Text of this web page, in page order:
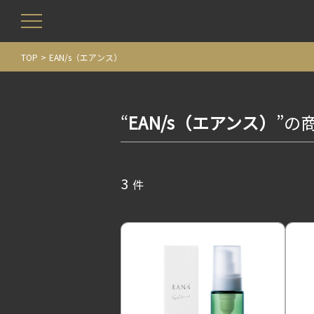
TOP EAN/s（エアンス）
“EAN/s（エアンス） ”の
3 件